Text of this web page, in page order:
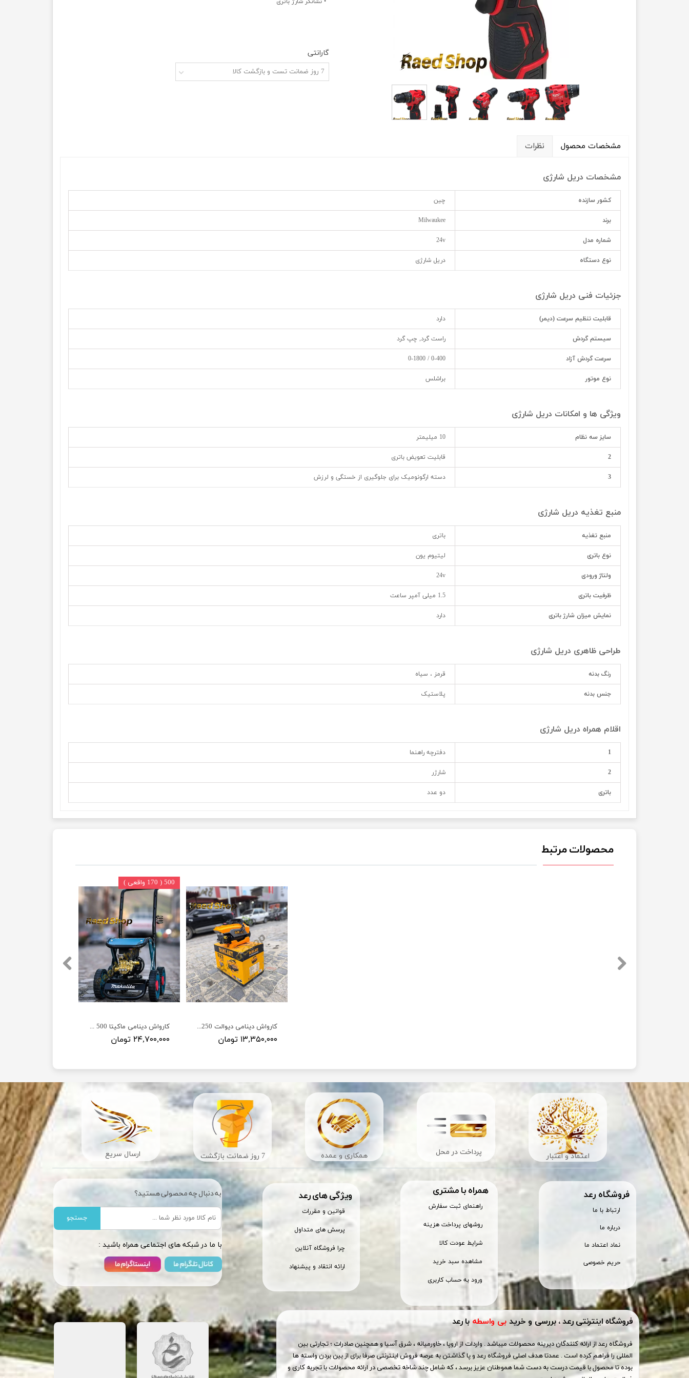
فرز رومیزی ، اور و پولیش
اینورتر و دستگاه جوش
آچار بکس برقی و شارژی
کمپرسور هوا
سایر ابزار برقی
ابزار غیر برقی
گارانتی
7 روز ضمانت تست و بازگشت کالا
مشخصات محصول نظرات
مشخصات دریل شارژی
کشور سازنده چین
برند Milwaukee
شماره مدل 24v
نوع دستگاه دریل شارژی
جزئیات فنی دریل شارژی
قابلیت تنظيم سرعت (دیمر) دارد
سیستم گردش راست گرد, چپ گرد
سرعت گردش آزاد 0-400 / 0-1800
نوع موتور براشلس
ویژگی ها و امکانات دریل شارژی
سایز سه نظام 10 میلیمتر
2 قابلیت تعویض باتری
3 دسته ارگونومیک برای جلوگیری از خستگی و لرزش
منبع تغذیه دریل شارژی
منبع تغذیه باتری
نوع باتری لیتیوم یون
ولتاژ ورودی 24v
ظرفیت باتری 1.5 میلی آمپر ساعت
نمايش ميزان شارژ باتری دارد
طراحی ظاهری دریل شارژی
رنگ بدنه قرمز ، سیاه
جنس بدنه پلاستیک
اقلام همراه دریل شارژی
1 دفترچه راهنما
2 شارژر
باتری دو عدد
محصولات مرتبط
کارواش دینامی ماکیتا 500 بار مدل MT-2800
۲۴,۷۰۰,۰۰۰ تومان
500 ( 170 واقعی )
کارواش دینامی دیوالت 250 بار مدل Dewalt D23
۱۳,۳۵۰,۰۰۰ تومان
فروشگاه اینترنتی رعد ، بررسی و خرید بی واسطهبا رعد
فروشگاه رعد از ارائه کنندگان دیرینه محصولات میباشد . واردات از اروپا ، خاورمیانه ، شرق آسیا و همچنین صادرات ؛ تجارتی بین
المللی را فراهم کرده است . عمدتا هدف اصلی فروشگاه رعد و پا گذاشتن به عرصه فروش اینترنتی صرفا برای از بین بردن واسته ها
بوده تا محصول با قیمت درست به دست شما هموطنان عزیز برسد ، که شامل چند شاخه تخصصی در ارائه محصولات با تجربه کاری و
ارسال سریع
​فروشگاه رعد
ارتباط با ما
درباره ما
نماد اعتماد ما
حریم خصوصی
همراه با مشتری
راهنمای ثبت سفارش
روشهای پرداخت هزینه
شرایط عودت کالا
مشاهده سبد خرید
ورود به حساب کاربری
ویژگی های رعد
قوانین و مقررات
پرسش های متداول
چرا فروشگاه آنلاین
ارائه انتقاد و پیشنهاد
به دنبال چه محصولی هستید؟
جستجو
​​با ما در شبکه های اجتماعی همراه باشید :
اعتماد و اعتبار 7 روز ضمانت بازگشت پرداخت در محل ​​همکاری و عمده